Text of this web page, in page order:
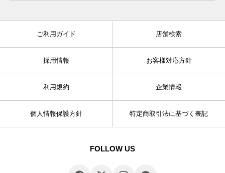
ご利用ガイド 店舗検索
採用情報 お客様対応方針
利用規約 企業情報
個人情報保護方針 特定商取引法に基づく表記
FOLLOW US